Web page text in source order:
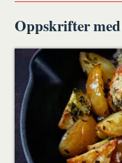
Oppskrifter